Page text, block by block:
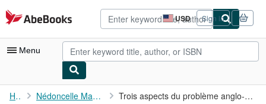
Skip to main content
AbeBooks.com USD
Site
shopping
preferences
Sign in
Menu
My Account
Home Nédoncelle Maurice (1905-1976) Trois aspects du problème anglo-catholique au XVII siècle, avec ...